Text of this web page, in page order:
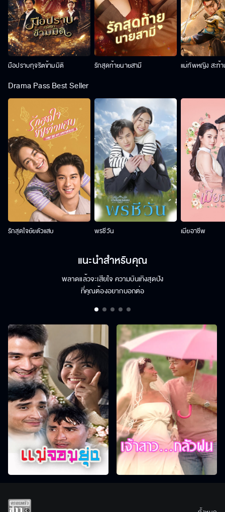
มือปราบทุจริตข้ามมิติ รักสุดท้ายนายสามี แม่ทัพหญิง สะท้
Drama Pass Best Seller
รักสุดใจยัยตัวแสบ พรชีวัน เมียอาชีพ
แนะนำสำหรับคุณ
พลาดแล้วจะเสียใจ ความบันเทิงสุดปัง
ที่คุณต้องอยากบอกต่อ